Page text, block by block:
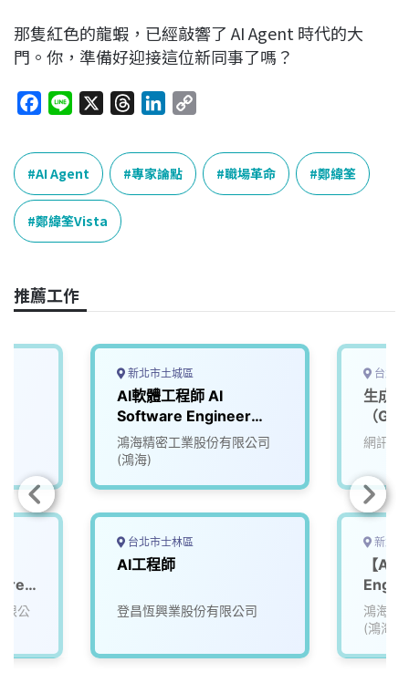
那隻紅色的龍蝦，已經敲響了 AI Agent 時代的大
門。你，準備好迎接這位新同事了嗎？
c
e
b
o
o
n
e
r
e
a
n
k
e
y
AI Agent 專家論點 職場革命 鄭緯筌
鄭緯筌Vista
推薦工作
限公
新北市土城區
AI軟體工程師 AI
Software Engineer
(Data Science & AI
Team)
鴻海精密工業股份有限公司
(鴻海)
台北市士林區
AI工程師
登昌恆興業股份有限公司
台北
生成
（
LLM
網訊電
新北
【AI
鴻海精
(鴻海)